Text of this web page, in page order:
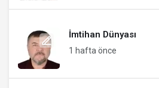
İmtihan Dünyası
1 hafta önce